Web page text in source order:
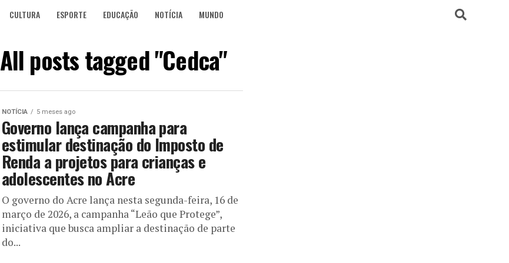
CULTURA ESPORTE EDUCAÇÃO NOTÍCIA MUNDO
All posts tagged "Cedca"
NOTÍCIA 5 meses ago
Governo lança campanha para
estimular destinação do Imposto de
Renda a projetos para crianças e
adolescentes no Acre
O governo do Acre lança nesta segunda-feira, 16 de
março de 2026, a campanha “Leão que Protege”,
iniciativa que busca ampliar a destinação de parte
do...